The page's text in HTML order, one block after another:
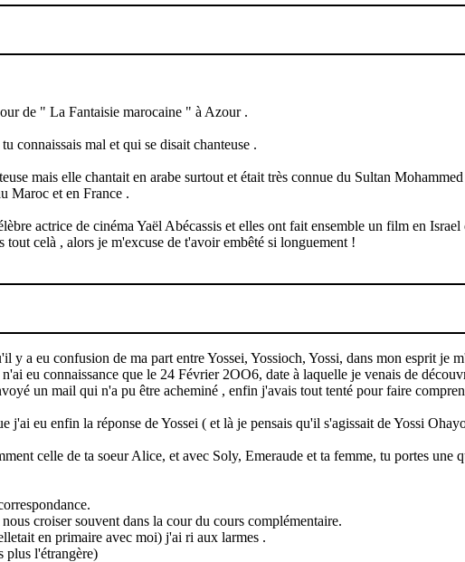
de " La Fantaisie marocaine " à Azour .
connaissais mal et qui se disait chanteuse .
mais elle chantait en arabe surtout et était très connue du Sultan
Maroc et en France .
actrice de cinéma Yaël Abécassis et elles ont fait ensemble un film en
celà , alors je m'excuse de t'avoir embêté si longuement !
y a eu confusion de ma part entre Yossei, Yossioch, Yossi, dans mon esprit je
eu connaissance que le 24 Février 2OO6, date à laquelle je venais de
un mail qui n'a pu être acheminé , enfin j'avais tout tenté pour faire
eu enfin la réponse de Yossei ( et là je pensais qu'il s'agissait de Yossi
celle de ta soeur Alice, et avec Soly, Emeraude et ta femme, tu portes une
croiser souvent dans la cour du cours complémentaire.
en primaire avec moi) j'ai ri aux larmes .
plus l'étrangère)